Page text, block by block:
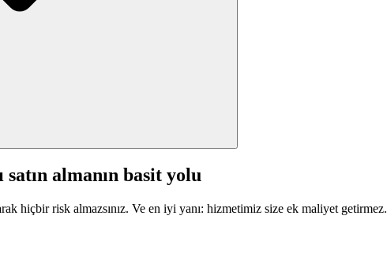
almanın basit yolu
hiçbir risk almazsınız. Ve en iyi yanı: hizmetimiz size ek maliyet getirmez.